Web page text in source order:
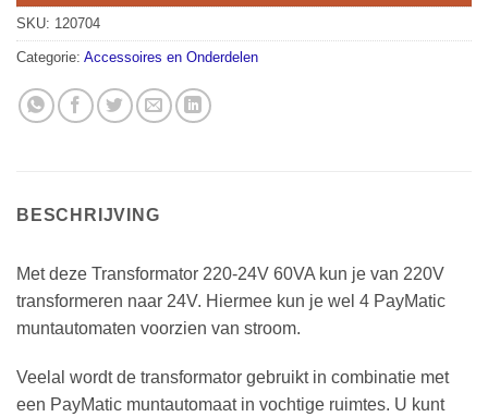
SKU: 120704
Categorie: Accessoires en Onderdelen
BESCHRIJVING
Met deze Transformator 220-24V 60VA kun je van 220V
transformeren naar 24V. Hiermee kun je wel 4 PayMatic
muntautomaten voorzien van stroom.
Veelal wordt de transformator gebruikt in combinatie met
een PayMatic muntautomaat in vochtige ruimtes. U kunt